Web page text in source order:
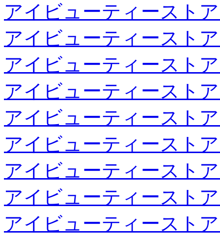
アイビューティースト
アイビューティースト
アイビューティースト
アイビューティースト
アイビューティースト
アイビューティースト
アイビューティースト
アイビューティースト
アイビューティースト